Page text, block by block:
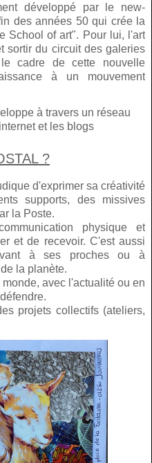
développé par le new-
des années 50 qui crée la
School of art". Pour lui, l'art
sortir du circuit des galeries
cadre de cette nouvelle
à un mouvement
à travers un réseau
et les blogs
?
d'exprimer sa créativité
supports, des missives
la Poste.
physique et
et de recevoir. C'est aussi
à ses proches ou à
la planète.
avec l'actualité ou en
projets collectifs (ateliers,